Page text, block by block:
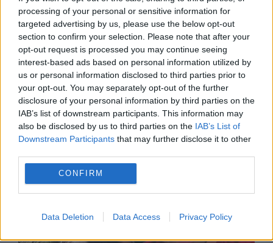
processing of your personal or sensitive information for
targeted advertising by us, please use the below opt-out
section to confirm your selection. Please note that after your
opt-out request is processed you may continue seeing
interest-based ads based on personal information utilized by
us or personal information disclosed to third parties prior to
your opt-out. You may separately opt-out of the further
disclosure of your personal information by third parties on the
IAB’s list of downstream participants. This information may
also be disclosed by us to third parties on the IAB’s List of
Downstream Participants that may further disclose it to other
CONFIRM
Data Deletion Data Access Privacy Policy
Recomandările noastre